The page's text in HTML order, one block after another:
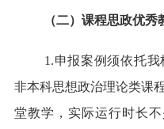
（二） 课程思政优秀
1.申报案例须依托
非本科思想政治理论类课
堂教学，实际运行时长